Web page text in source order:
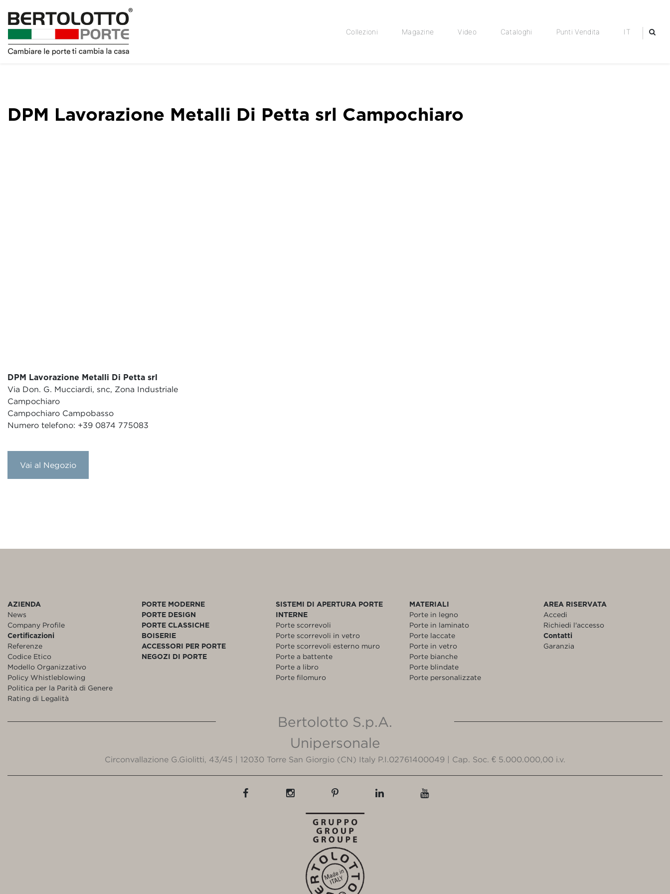
Collezioni Magazine Video Cataloghi Punti Vendita IT
DPM Lavorazione Metalli Di Petta srl Campochiaro
DPM Lavorazione Metalli Di Petta srl
Via Don. G. Mucciardi, snc, Zona Industriale
Campochiaro
Campochiaro Campobasso
Numero telefono: +39 0874 775083
Vai al Negozio
AZIENDA
News
Company Profile
Certificazioni
Referenze
Codice Etico
Modello Organizzativo
Policy Whistleblowing
Politica per la Parità di Genere
Rating di Legalità
PORTE MODERNE
PORTE DESIGN
PORTE CLASSICHE
BOISERIE
ACCESSORI PER PORTE
NEGOZI DI PORTE
SISTEMI DI APERTURA PORTE
INTERNE
Porte scorrevoli
Porte scorrevoli in vetro
Porte scorrevoli esterno muro
Porte a battente
Porte a libro
Porte filomuro
MATERIALI
Porte in legno
Porte in laminato
Porte laccate
Porte in vetro
Porte bianche
Porte blindate
Porte personalizzate
AREA RISERVATA
Accedi
Richiedi l'accesso
Contatti
Garanzia
Bertolotto S.p.A.
Unipersonale
Circonvallazione G.Giolitti, 43/45 | 12030 Torre San Giorgio (CN) Italy P.I.02761400049 | Cap. Soc. € 5.000.000,00 i.v.